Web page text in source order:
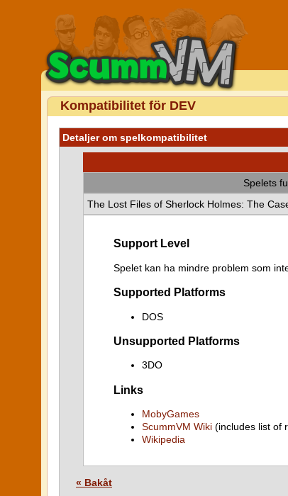
Kompatibilitet för DEV
Detaljer om spelkompatibilitet
Spelets
The Lost Files of Sherlock Holmes: The
Support Level
Spelet kan ha mindre problem som
Supported Platforms
DOS
Unsupported Platforms
3DO
Links
MobyGames
ScummVM Wiki (includes list of
Wikipedia
« Bakåt